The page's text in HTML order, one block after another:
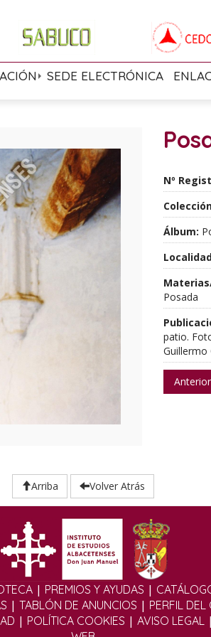
SEDE ELECTRÓNICA
Nº
Álbum:
Posada
patio.
Guillermo
Anterior
Arriba Volver Atrás
| PREMIOS Y AYUDAS |
| TABLÓN DE ANUNCIOS | PERFIL
| POLÍTICA COOKIES | AVISO LEGAL |